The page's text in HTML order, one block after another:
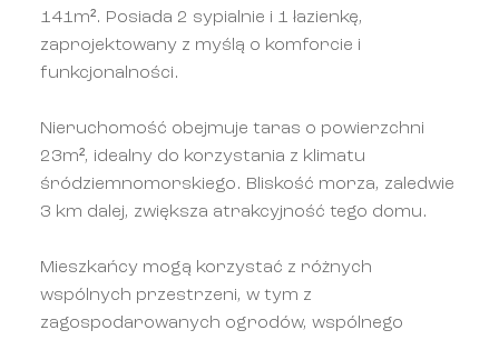
141m². Posiada 2 sypialnie i 1 łazienkę,
zaprojektowany z myślą o komforcie i
funkcjonalności.
Nieruchomość obejmuje taras o powierzchni
23m², idealny do korzystania z klimatu
śródziemnomorskiego. Bliskość morza, zaledwie
3 km dalej, zwiększa atrakcyjność tego domu.
Mieszkańcy mogą korzystać z różnych
wspólnych przestrzeni, w tym z
zagospodarowanych ogrodów, wspólnego